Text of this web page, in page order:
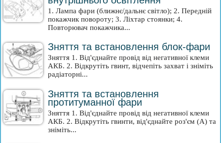
1. Лампа фари (ближнє/дальнє світло); 2. Передній
покажчик повороту; 3. Ліхтар стоянки; 4.
Повторювач покажчика...
Зняття та встановлення блок-фари
Зняття 1. Від'єднайте провід від негативної клеми
АКБ. 2. Відкрутіть гвинт, відчепіть захват і зніміть
радіаторні...
Зняття та встановлення
протитуманної фари
Зняття 1. Від'єднайте провід від негативної клеми
АКБ. 2. Відкрутіть гвинти, від'єднайте роз'єм (A) та
зніміть...